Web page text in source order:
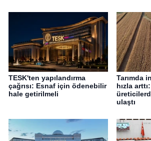
TESK'ten yapılandırma
çağrısı: Esnaf için ödenebilir
hale getirilmeli
Tarımda
hızla
ulaştı